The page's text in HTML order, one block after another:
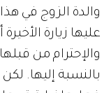
والدة الزوج في
عليها زيارة
والإحترام من
بالنسبة إليها.